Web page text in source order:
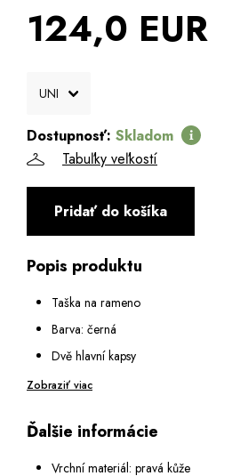
124,0 EUR
Dostupnosť: Skladom
Tabuľky veľkostí
Pridať do košíka
Popis produktu
Taška na rameno
Barva: černá
Dvě hlavní kapsy
Zapínání obou kapes: na zip
mobil.
Na přední straně: kapsa na zip
Zobraziť viac
Ďalšie informácie
Vrchní materiál: pravá kůže